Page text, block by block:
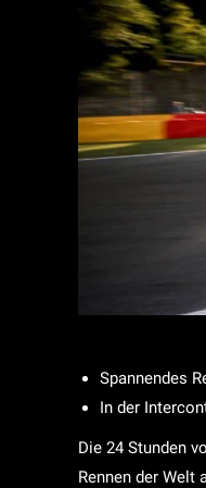
Spannendes
In der
Die 24 Stunden
Rennen der Welt